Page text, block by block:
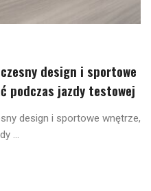
design i sportowe
podczas jazdy testowej
design i sportowe wnętrze,
...